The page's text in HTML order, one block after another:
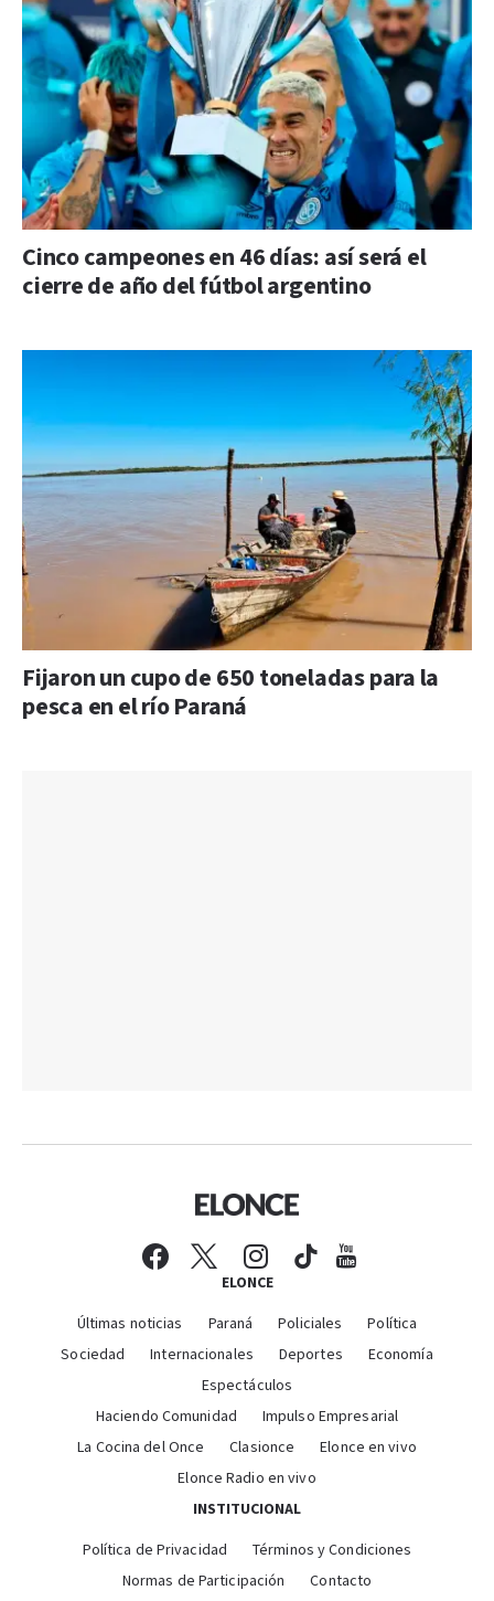
Cinco campeones en 46 días: así será el
cierre de año del fútbol argentino
Fijaron un cupo de 650 toneladas para la
pesca en el río Paraná
ELONCE
Últimas noticias Paraná Policiales
Política
Sociedad
Internacionales Deportes
Economía
Espectáculos
Haciendo Comunidad
Impulso Empresarial
La Cocina del Once
Clasionce
Elonce en vivo
Elonce Radio en vivo
INSTITUCIONAL
Política de Privacidad
Términos y Condiciones
Normas de Participación
Contacto